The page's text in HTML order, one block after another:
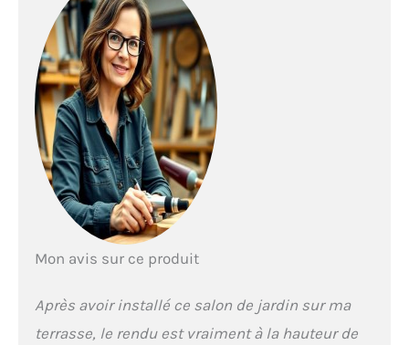
RÉSISTANT: La
construction légère en
polyrattan associée à un
cadre acier solide garantit
une durabilité face aux
intempéries. Vous
bénéficiez d'une structure
robuste et fiable pour vos
espaces de terrasse.
ÉCONOMIE D'ESPACE LORS
DU REMISAGE AVEC
permet un rangement
housse de protection
incluse préserve vos
meubles de jardin durant
Mon avis sur ce produit
Après avoir installé ce salon de jardin sur ma
terrasse, le rendu est vraiment à la hauteur de